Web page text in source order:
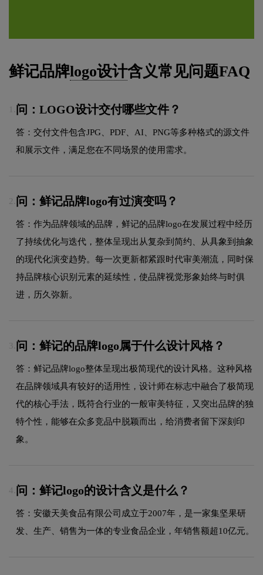
鲜记品牌logo设计含义常见问题FAQ
问：LOGO设计交付哪些文件？
答：交付文件包含JPG、PDF、AI、PNG等多种格式的源文件
和展示文件，满足您在不同场景的使用需求。
2. 问：鲜记品牌logo有过演变吗？
答：作为品牌领域的品牌，鲜记的品牌logo在发展过程中经历
了持续优化与迭代，整体呈现出从复杂到简约、从具象到抽象
的现代化演变趋势。每一次更新都紧跟时代审美潮流，同时保
持品牌核心识别元素的延续性，使品牌视觉形象始终与时俱
进，历久弥新。
3. 问：鲜记的品牌logo属于什么设计风格？
答：鲜记品牌logo整体呈现出极简现代的设计风格。这种风格
在品牌领域具有较好的适用性，设计师在标志中融合了极简现
代的核心手法，既符合行业的一般审美特征，又突出品牌的独
特个性，能够在众多竞品中脱颖而出，给消费者留下深刻印
象。
4. 问：鲜记logo的设计含义是什么？
答：安徽天美食品有限公司成立于2007年，是一家集坚果研
发、生产、销售为一体的专业食品企业，年销售额超10亿元。